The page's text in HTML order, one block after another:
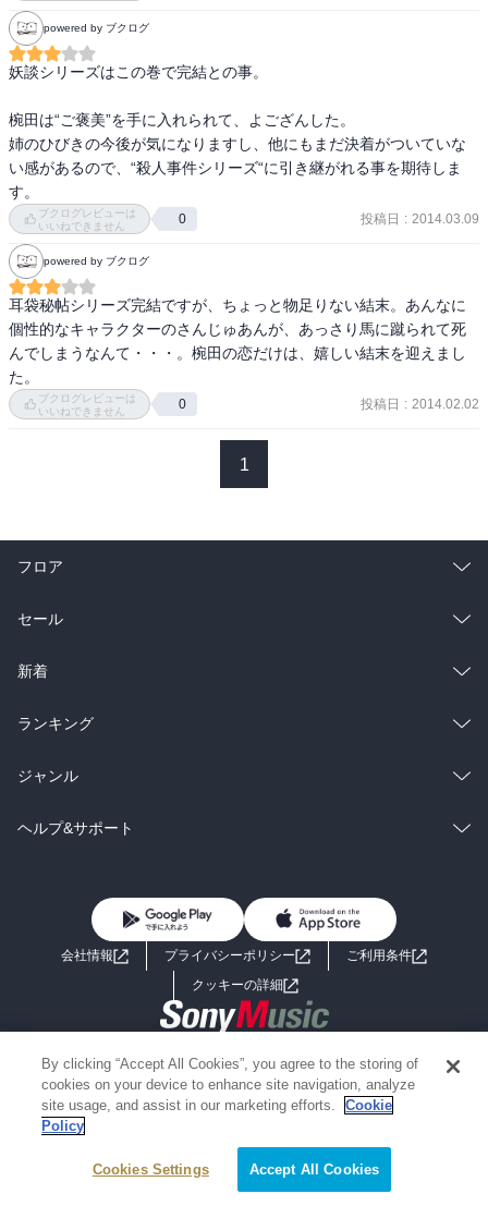
宗教を信じるのって、案外その方が楽だったりするからってのもあ
るかもね。
言葉は悪いけれど「神さまがこうしろって言ったんだもん！」って
言い訳になったりもするし…。
妖談編としてはこれで完結だけど、別の方向から耳袋シリーズは続
いていって、そのうちスッキリしなかった部分が解明するのかもし
れません。
まぁ、適度に楽しめたシリーズでした。
powered by ブクログ
妖談シリーズはこの巻で完結との事。
椀田は“ご褒美”を手に入れられて、よござんした。
姉のひびきの今後が気になりますし、他にもまだ決着がついていな
い感があるので、“殺人事件シリーズ“に引き継がれる事を期待しま
す。
ブクログレビューは
いいねできません
0 投稿日 : 2014.03.09
powered by ブクログ
耳袋秘帖シリーズ完結ですが、ちょっと物足りない結末。あんなに
個性的なキャラクターのさんじゅあんが、あっさり馬に蹴られて死
んでしまうなんて・・・。椀田の恋だけは、嬉しい結末を迎えまし
た。
ブクログレビューは
いいねできません
0 投稿日 : 2014.02.02
1
フロア
総合
ラノベ
雑誌・グラビア
BL・TL
セール
総合
ラノベ
雑誌・グラビア
BL・TL
新着
総合
ラノベ
雑誌・グラビア
ランキング
総合
ラノベ
ジャンル
コミック
ライトノベル 男子向けラノベ
小説
海外小説
ミステリー SF
歴史・時代小説
グラビア写真集
ヘルプ&サポート
よくあるご質問 お問い合わせ
会社情報 プライバシーポリシー
ご利用条件
クッキーの詳細
Copyright 2017 - 2026 Sony Music Entertainment(Japan) Inc.
Information on the site is for the Japan domestic market only
powered by
By clicking “Accept All Cookies”, you agree to the storing of
cookies on your device to enhance site navigation, analyze
site usage, and assist in our marketing efforts.
Cookie
Policy
Cookies Settings Accept All Cookies